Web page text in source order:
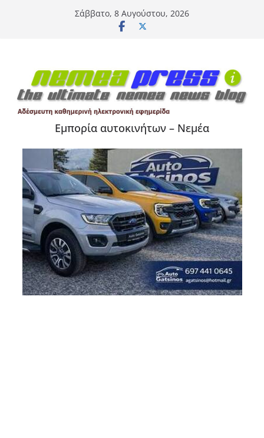
Σάββατο, 8 Αυγούστου, 2026
Εμπορία αυτοκινήτων – Νεμέα